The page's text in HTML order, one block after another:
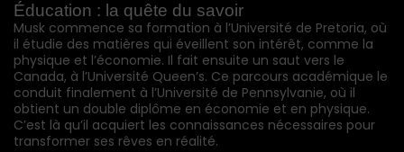
Éducation : la quête du savoir
Musk commence sa formation à l’Université de Pretoria, où
il étudie des matières qui éveillent son intérêt, comme la
physique et l’économie. Il fait ensuite un saut vers le
Canada, à l’Université Queen’s. Ce parcours académique le
conduit finalement à l’Université de Pennsylvanie, où il
obtient un double diplôme en économie et en physique.
C’est là qu’il acquiert les connaissances nécessaires pour
transformer ses rêves en réalité.